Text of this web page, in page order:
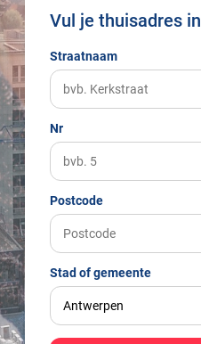
Vul je thuisadres in
Straatnaam
Nr
Postcode
Stad of gemeente